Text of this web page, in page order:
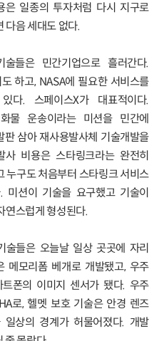
은 일종의 투자처럼 다시 지구로
다음 세대도 없다.
들은 민간기업으로 흘러간다.
하고, NASA에 필요한 서비스를
다. 스페이스X가 대표적이다.
물 운송이라는 미션을 민간에
판 삼아 재사용발사체 기술개발을
비용은 스타링크라는 완전히
누구도 처음부터 스타링크 서비스
션이 기술을 요구했고 기술이
연스럽게 형성된다.
들은 오늘날 일상 곳곳에 자리
메모리폼 베개로 개발됐고, 우주
폰의 이미지 센서가 됐다. 우주
로, 헬멧 보호 기술은 안경 렌즈
상의 경계가 허물어졌다. 개발